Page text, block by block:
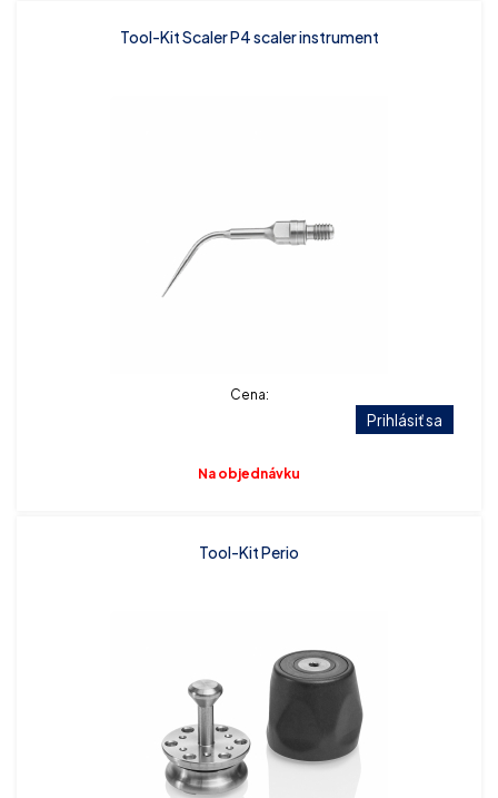
Tool-Kit Scaler P4 scaler instrument
Cena:
Prihlásiť sa
Na objednávku
Tool-Kit Perio